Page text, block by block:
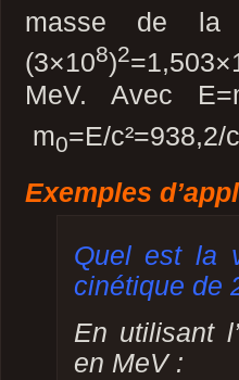
masse de la
(3×108)2
MeV. Avec
m0=E/c²=938,2/
Exemples
Quel est la
cinétique de
En utilisant
en MeV :